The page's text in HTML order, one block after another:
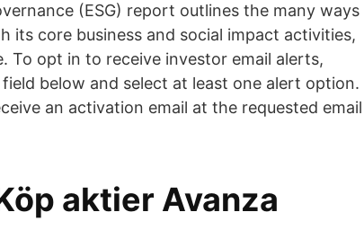
(ESG) report outlines the many ways
its core business and social impact activities,
To opt in to receive investor email alerts,
below and select at least one alert option.
an activation email at the requested email
aktier Avanza